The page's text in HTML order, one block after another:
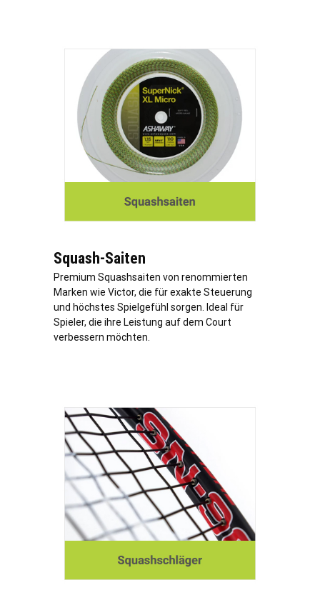
Squash-Saiten
Premium Squashsaiten von renommierten
Marken wie Victor, die für exakte Steuerung
und höchstes Spielgefühl sorgen. Ideal für
Spieler, die ihre Leistung auf dem Court
verbessern möchten.